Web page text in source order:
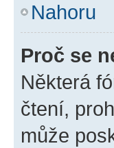
Nahoru
Proč se
Některá
čtení,
může